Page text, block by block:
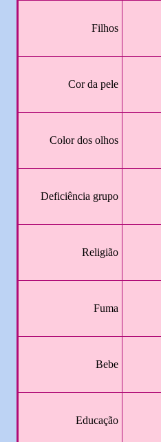
Filhos
Cor da pele
Color dos olhos
Deficiência grupo
Religião
Fuma
Bebe
Educação